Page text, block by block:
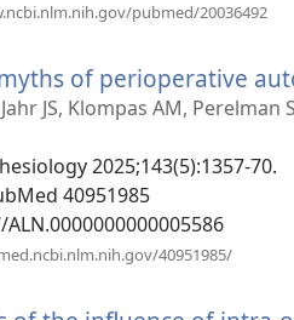
pubmed/20036492
of perioperative
JS, Klompas AM, Perelman
2025;143(5):1357-70.
40951985
ALN.0000000000005586
40951985/